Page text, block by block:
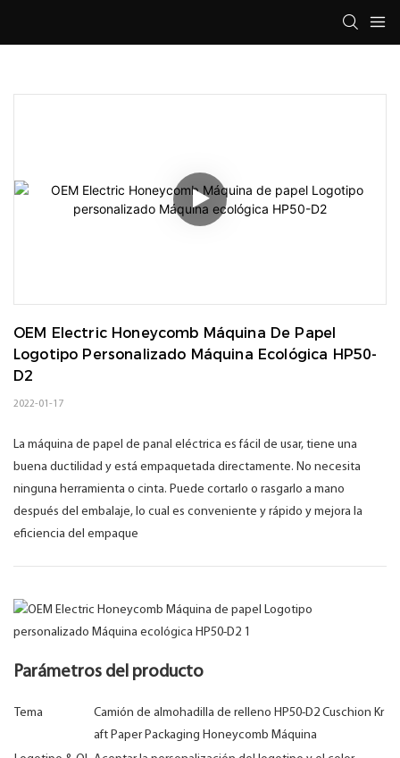
OEM Electric Honeycomb Máquina De Papel
Logotipo Personalizado Máquina Ecológica HP50-
D2
2022-01-17
La máquina de papel de panal eléctrica es fácil de usar, tiene una
buena ductilidad y está empaquetada directamente. No necesita
ninguna herramienta o cinta. Puede cortarlo o rasgarlo a mano
después del embalaje, lo cual es conveniente y rápido y mejora la
eficiencia del empaque
Parámetros del producto
Tema
Camión de almohadilla de relleno HP50-D2 Cuschion Kr
aft Paper Packaging Honeycomb Máquina